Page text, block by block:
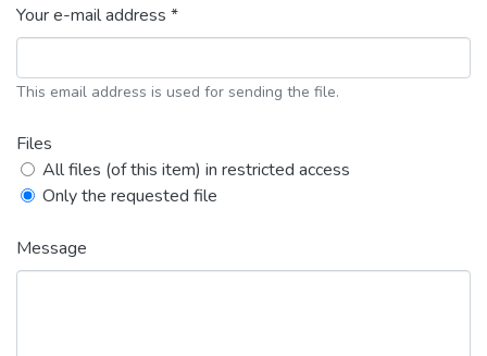
Your e-mail address *
This email address is used for sending the file.
Files
All files (of this item) in restricted access
Only the requested file
Message